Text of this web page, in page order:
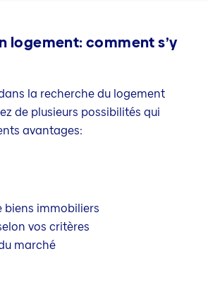
logement: comment s’y
la recherche du logement
de plusieurs possibilités qui
avantages:
biens immobiliers
vos critères
marché